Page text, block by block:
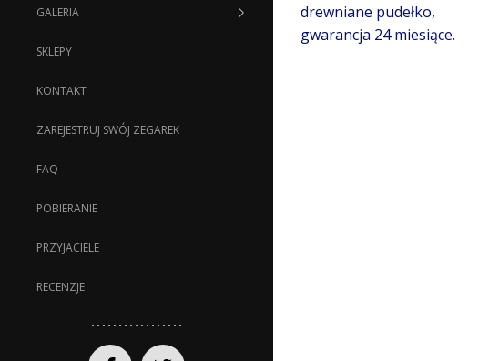
GALERIA
SKLEPY
KONTAKT
ZAREJESTRUJ SWÓJ ZEGAREK
FAQ
POBIERANIE
PRZYJACIELE
RECENZJE
drewniane pudełko,
gwarancja 24 miesiące.